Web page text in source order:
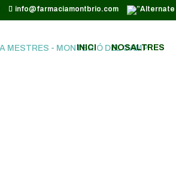
info@farmaciamontbrio.com
INICI NOSALTRES